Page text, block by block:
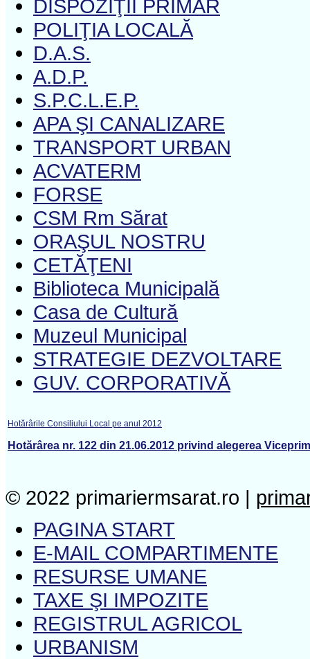
DISPOZIŢII PRIMAR
POLIŢIA LOCALĂ
D.A.S.
A.D.P.
S.P.C.L.E.P.
APA ŞI CANALIZARE
TRANSPORT URBAN
ACVATERM
FORSE
CSM Rm Sărat
ORAŞUL NOSTRU
CETĂŢENI
Biblioteca Municipală
Casa de Cultură
Muzeul Municipal
STRATEGIE DEZVOLTARE
GUV. CORPORATIVĂ
Hotărârile Consiliului Local pe anul 2012
Hotărârea nr. 122 din 21.06.2012 privind alegerea
© 2022 primariermsarat.ro |
PAGINA START
E-MAIL COMPARTIMENTE
RESURSE UMANE
TAXE ŞI IMPOZITE
REGISTRUL AGRICOL
URBANISM